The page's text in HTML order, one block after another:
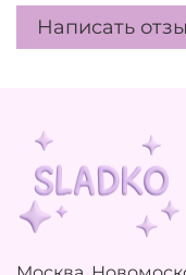
Написать